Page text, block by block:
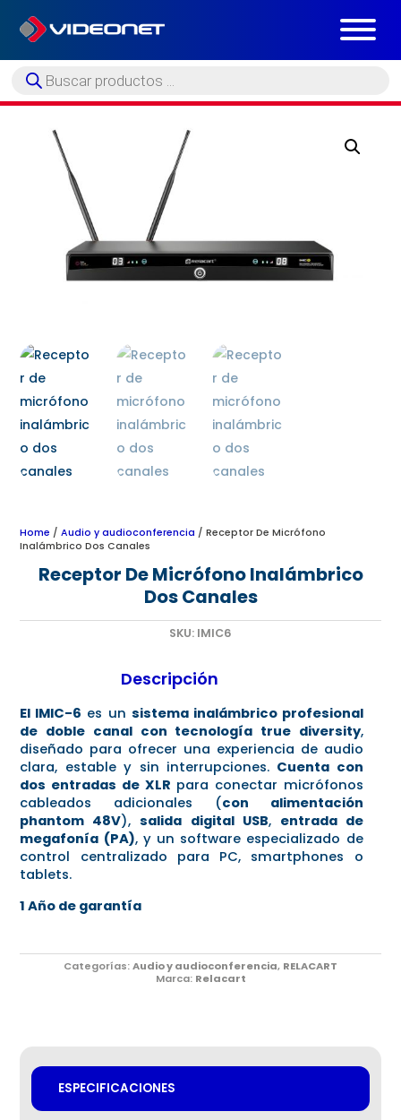
Búsqueda
de
Home /Audio y audioconferencia / Receptor De Micrófono
Inalámbrico Dos Canales
Receptor De Micrófono Inalámbrico
Dos Canales
SKU: IMIC6
Descripción
El IMIC-6 es un sistema inalámbrico profesional
de doble canal con tecnología true diversity,
diseñado para ofrecer una experiencia de audio
clara, estable y sin interrupciones. Cuenta con
dos entradas de XLR para conectar micrófonos
cableados adicionales (con alimentación
phantom 48V),salida digital USB, entrada de
megafonía (PA), y un software especializado de
control centralizado para PC, smartphones o
tablets.
1 Año de garantía
Categorías:Audio y audioconferencia, RELACART
Marca: Relacart
ESPECIFICACIONES